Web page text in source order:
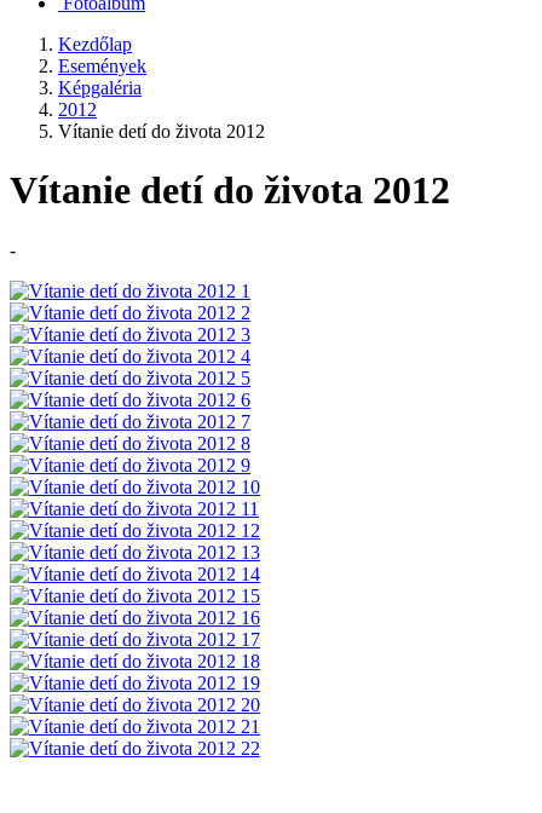
Kezdőlap
Események
Képgaléria
2012
Vítanie detí do života 2012
Vítanie detí do života 2012
-